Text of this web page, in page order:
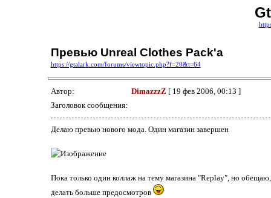
Превью Unreal Clothes Pack'a
https://gtalark.com/forums/viewtopic.php?f=20&t=64
Автор: DimazzzZ [ 19 фев 2006, 00:13 ]
Заголовок сообщения:
Делаю превью нового мода. Один магазин завершен
Пока только один коллаж на тему магазина "Replay", но
делать больше предосмотров